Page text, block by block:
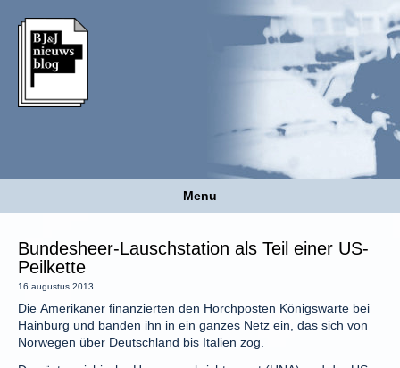
Menu
Bundesheer-Lauschstation als Teil einer US-
Peilkette
16 augustus 2013
Die Amerikaner finanzierten den Horchposten Königswarte bei
Hainburg und banden ihn in ein ganzes Netz ein, das sich von
Norwegen über Deutschland bis Italien zog.